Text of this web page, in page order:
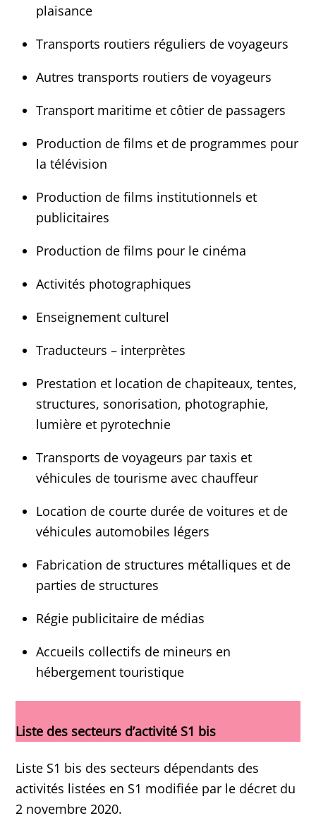
plaisance
Transports routiers réguliers de voyageurs
Autres transports routiers de voyageurs
Transport maritime et côtier de passagers
Production de films et de programmes pour
la télévision
Production de films institutionnels et
publicitaires
Production de films pour le cinéma
Activités photographiques
Enseignement culturel
Traducteurs – interprètes
Prestation et location de chapiteaux, tentes,
structures, sonorisation, photographie,
lumière et pyrotechnie
Transports de voyageurs par taxis et
véhicules de tourisme avec chauffeur
Location de courte durée de voitures et de
véhicules automobiles légers
Fabrication de structures métalliques et de
parties de structures
Régie publicitaire de médias
Accueils collectifs de mineurs en
hébergement touristique
Liste des secteurs d’activité S1 bis
Liste S1 bis des secteurs dépendants des
activités listées en S1 modifiée par le décret du
2 novembre 2020.